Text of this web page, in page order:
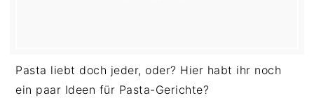
Pasta liebt doch jeder, oder? Hier habt ihr noch
ein paar Ideen für Pasta-Gerichte?